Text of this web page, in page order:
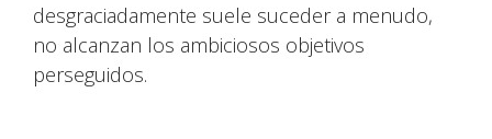
desgraciadamente suele suceder a menudo,
no alcanzan los ambiciosos objetivos
perseguidos.